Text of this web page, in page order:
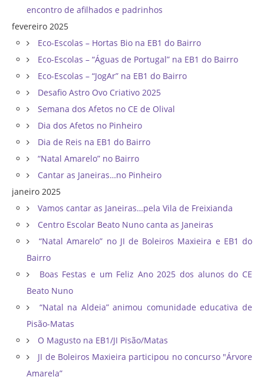
encontro de afilhados e padrinhos
fevereiro 2025
Eco-Escolas – Hortas Bio na EB1 do Bairro
Eco-Escolas – “Águas de Portugal” na EB1 do Bairro
Eco-Escolas – “JogAr” na EB1 do Bairro
Desafio Astro Ovo Criativo 2025
Semana dos Afetos no CE de Olival
Dia dos Afetos no Pinheiro
Dia de Reis na EB1 do Bairro
“Natal Amarelo” no Bairro
Cantar as Janeiras…no Pinheiro
janeiro 2025
Vamos cantar as Janeiras…pela Vila de Freixianda
Centro Escolar Beato Nuno canta as Janeiras
“Natal Amarelo” no JI de Boleiros Maxieira e EB1 do
Bairro
Boas Festas e um Feliz Ano 2025 dos alunos do CE
Beato Nuno
“Natal na Aldeia” animou comunidade educativa de
Pisão-Matas
O Magusto na EB1/JI Pisão/Matas
JI de Boleiros Maxieira participou no concurso "Árvore
Amarela”